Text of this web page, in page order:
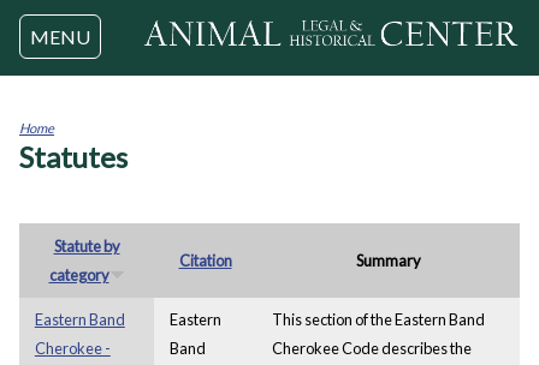
Jump to navigation
MENU
You
Home
Statutes
Statute by
category
Citation Summary
Eastern Band
Cherokee -
Eastern
Band
This section of the Eastern Band
Cherokee Code describes the